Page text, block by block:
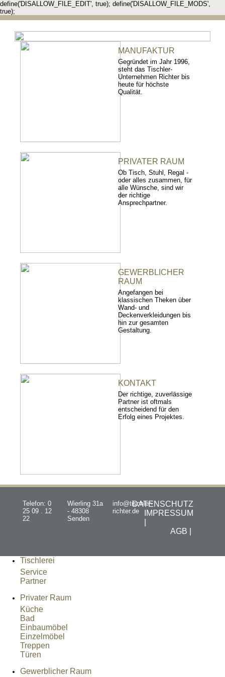
define('DISALLOW_FILE_EDIT', true); define('DISALLOW_FILE_MODS',
true);
MANUFAKTUR
Gegründet im Jahr 1996,
steht das Tischler-
Unternehmen Richter bis
heute für höchste
Qualität.
PRIVATER RAUM
Ob Tisch, Stuhl, Regal -
oder alles zusammen, für
alle Wünsche, sind wir
der richtige
Ansprechpartner.
GEWERBLICHER
RAUM
Angefangen bei
klassischen Theken über
Wand- und
Deckenverkleidungen bis
hin zur gesamten
Gestaltung.
KONTAKT
Der richtige, zuverlässige
Partner ist oftmals
entscheidend für den
Erfolg eines Projektes.
Telefon: 0
25 09 . 12
22
Wierling 31a
- 48308
Senden
info@tischler-
richter.de
DATENSCHUTZ
IMPRESSUM
AGB |
Tischlerei
Service
Partner
Privater Raum
Küche
Bad
Einbaumöbel
Einzelmöbel
Treppen
Türen
Gewerblicher Raum